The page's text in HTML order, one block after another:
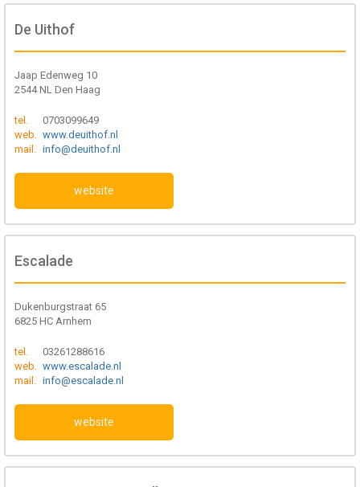
De Uithof
Jaap Edenweg 10
2544 NL Den Haag
tel.
0703099649
web.
www.deuithof.nl
mail.
info@deuithof.nl
website
Escalade
Dukenburgstraat 65
6825 HC Arnhem
tel.
03261288616
web.
www.escalade.nl
mail.
info@escalade.nl
website